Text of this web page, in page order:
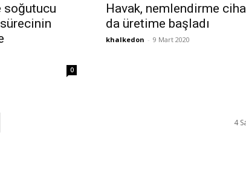
soğutucu
0
Havak, nemlendirme
da üretime başladı
khalkedon - 9 Mart 2020
4